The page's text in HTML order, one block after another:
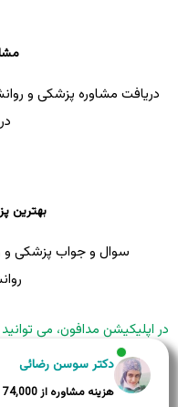
دریافت مشاوره پزشکی و
بهترین
سوال و جواب پزشکی و
در اپلیکیشن مدافون، می
دکتر سوسن رضائی
74,000